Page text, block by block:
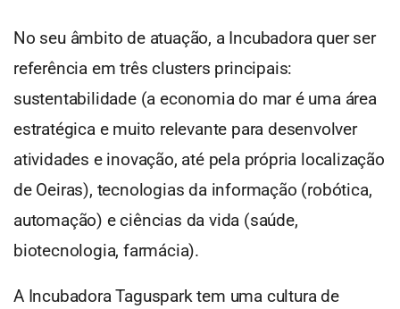
No seu âmbito de atuação, a Incubadora quer ser
referência em três clusters principais:
sustentabilidade (a economia do mar é uma área
estratégica e muito relevante para desenvolver
atividades e inovação, até pela própria localização
de Oeiras), tecnologias da informação (robótica,
automação) e ciências da vida (saúde,
biotecnologia, farmácia).
A Incubadora Taguspark tem uma cultura de